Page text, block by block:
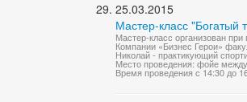
25.03.2015
Мастер-класс "Богатый
Мастер-класс организован
Компании «Бизнес Герои»
Николай - практикующий
Место проведения: фойе
Время проведения с 14:30 до